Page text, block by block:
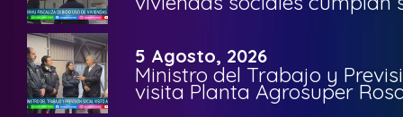
5 Agosto, 2026
Ministro del Trabajo y
visita Planta Agrosuper